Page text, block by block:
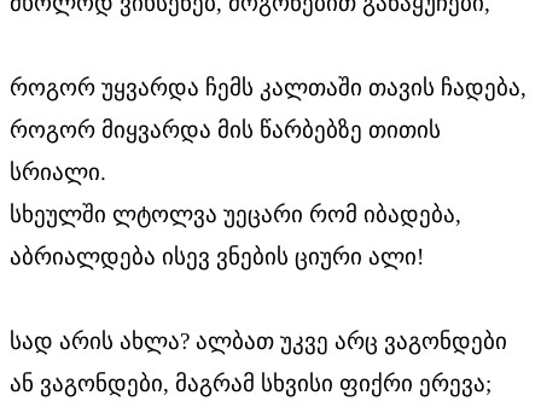
როგორ უყვარდა ჩემს კალთაში თავის ჩადება,
როგორ მიყვარდა მის წარბებზე თითის
სრიალი.
სხეულში ლტოლვა უეცარი რომ იბადება,
აბრიალდება ისევ ვნების ციური ალი!
სად არის ახლა? ალბათ უკვე არც ვაგონდები
ან ვაგონდები, მაგრამ სხვისი ფიქრი ერევა;